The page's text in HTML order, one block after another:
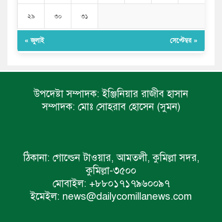
২৯ ৩০ ৩১
« জুলাই সেপ্টেম্বর »
উপদেষ্টা সম্পাদক: ইঞ্জিনিয়ার রাজীব হাসান
সম্পাদক: মোঃ সোহরাব হোসেন (সুমন)
ঠিকানা: গোল্ডেন টাওয়ার, আমতলী, কুমিল্লা সদর,
কুমিল্লা-৩৫০০
মোবাইল: +৮৮০১৭১৭৯৬০০৯৭
ইমেইল: news@dailycomillanews.com